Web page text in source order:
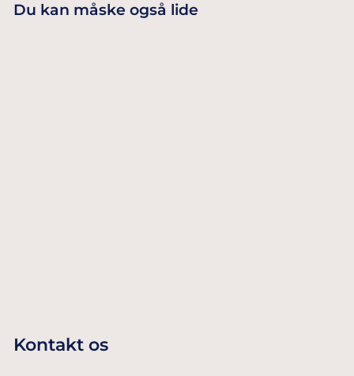
Du kan måske også lide
Kontakt os